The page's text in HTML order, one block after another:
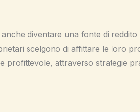
diventare una fonte di reddito
scelgono di affittare le loro
profittevole, attraverso strategie